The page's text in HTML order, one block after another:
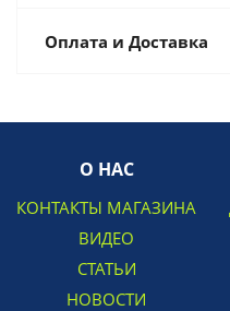
Оплата и Доставка
О НАС
КОНТАКТЫ МАГАЗИНА
ВИДЕО
СТАТЬИ
НОВОСТИ